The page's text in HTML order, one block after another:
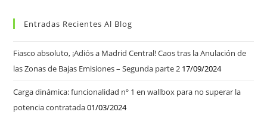
Entradas Recientes Al Blog
Fiasco absoluto, ¡Adiós a Madrid Central! Caos tras la Anulación de
las Zonas de Bajas Emisiones – Segunda parte 2 17/09/2024
Carga dinámica: funcionalidad nº 1 en wallbox para no superar la
potencia contratada01/03/2024